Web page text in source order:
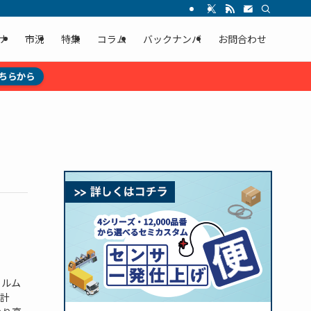
市況 特集 コラム バックナンバ お問合わせ
らから
ム